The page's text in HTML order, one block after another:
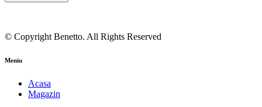
© Copyright Benetto. All Rights Reserved
Meniu
Acasa
Magazin